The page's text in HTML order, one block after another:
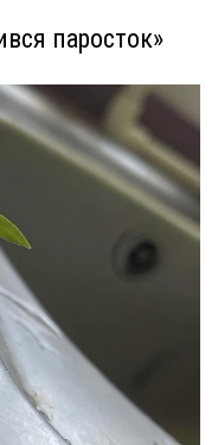
паросток»